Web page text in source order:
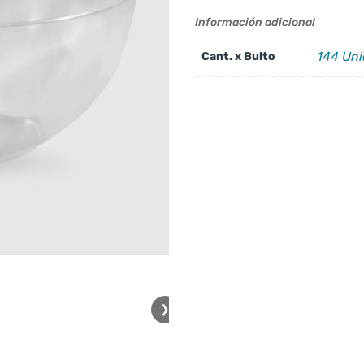
❯
Información adicional
Cant. x Bulto 144